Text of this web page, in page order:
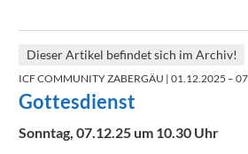
Dieser Artikel befindet sich im Archiv!
ICF COMMUNITY ZABERGÄU | 01.12.2025 –
Gottesdienst
Sonntag, 07.12.25 um 10.30 Uhr